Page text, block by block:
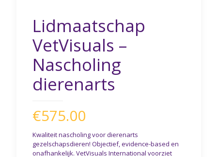
Lidmaatschap
VetVisuals –
Nascholing
dierenarts
€575.00
Kwaliteit nascholing voor dierenarts
gezelschapsdieren! Objectief, evidence-based en
onafhankelijk. VetVisuals International voorziet